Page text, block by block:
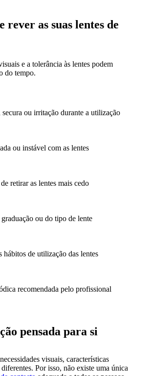
rever as suas lentes de
e a tolerância às lentes podem
do tempo.
ou irritação durante a utilização
ou instável com as lentes
retirar as lentes mais cedo
ou do tipo de lente
hábitos de utilização das lentes
recomendada pelo profissional
pensada para si
visuais, características
Por isso, não existe uma única